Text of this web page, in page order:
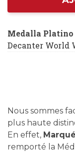
Medalla Platino
Decanter World
Nous sommes
plus haute
En effet,
remporté la